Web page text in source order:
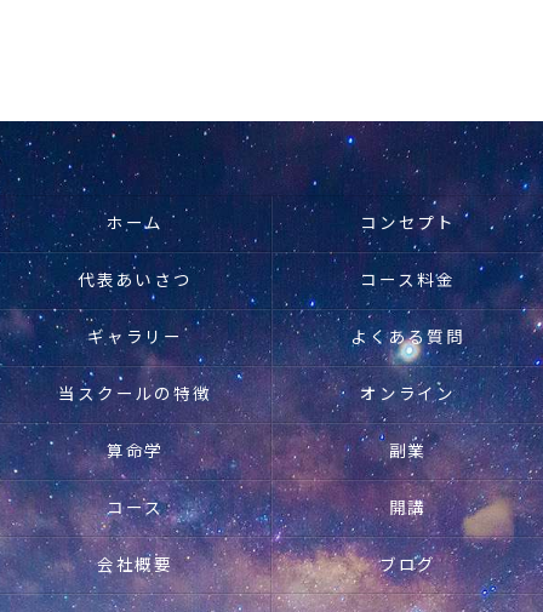
ホーム コンセプト
代表あいさつ コース料金
ギャラリー よくある質問
当スクールの特徴 オンライン
算命学 副業
コース 開講
会社概要 ブログ